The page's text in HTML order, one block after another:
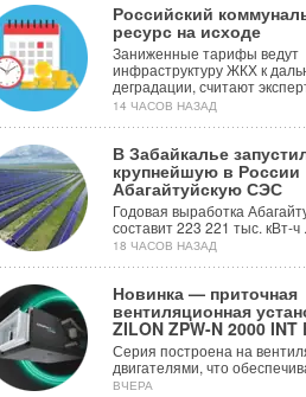
Российский
ресурс на исходе
Заниженные тарифы ведут
инфраструктуру ЖКХ к
деградации, считают
14 ЧАСОВ НАЗАД
В Забайкалье
крупнейшую в России
Абагайтуйскую СЭС
Годовая выработка
составит 223 221 тыс. кВт-ч
18 ЧАСОВ НАЗАД
Новинка — приточная
вентиляционная
ZILON ZPW-N 2000 INT
Серия построена на
двигателями, что
ВЧЕРА